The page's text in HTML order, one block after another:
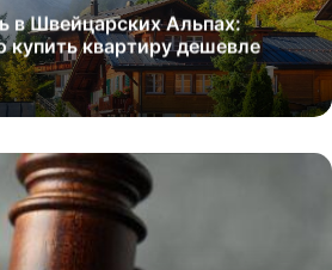
в Швейцарских Альпах:
купить квартиру дешевле